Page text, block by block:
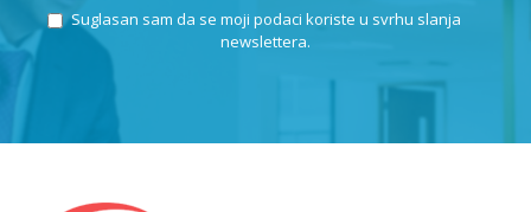
Suglasan sam da se moji podaci koriste u svrhu slanja
newslettera.